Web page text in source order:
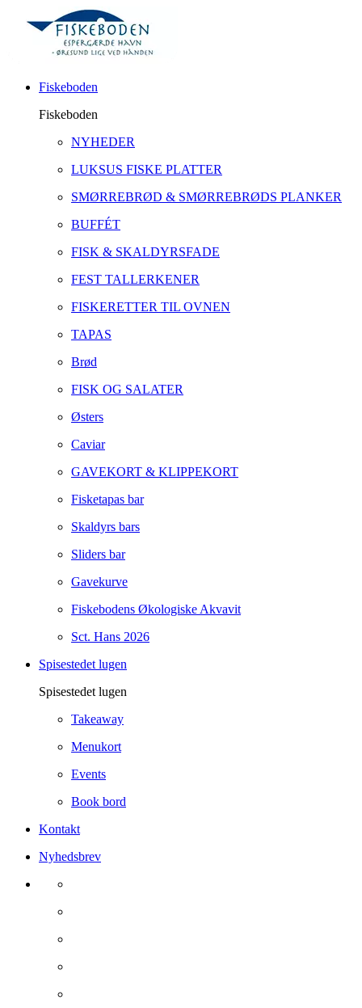
Fiskeboden
Fiskeboden
NYHEDER
LUKSUS FISKE PLATTER
SMØRREBRØD & SMØRREBRØDS PLANKER
BUFFÉT
FISK & SKALDYRSFADE
FEST TALLERKENER
FISKERETTER TIL OVNEN
TAPAS
Brød
FISK OG SALATER
Østers
Caviar
GAVEKORT & KLIPPEKORT
Fisketapas bar
Skaldyrs bars
Sliders bar
Gavekurve
Fiskebodens Økologiske Akvavit
Sct. Hans 2026
Spisestedet lugen
Spisestedet lugen
Takeaway
Menukort
Events
Book bord
Kontakt
Nyhedsbrev